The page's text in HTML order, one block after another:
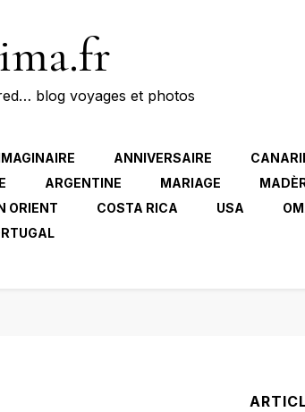
blog voyages et photos
ANNIVERSAIRE
ARGENTINE MARIAGE
ORIENT COSTA RICA USA